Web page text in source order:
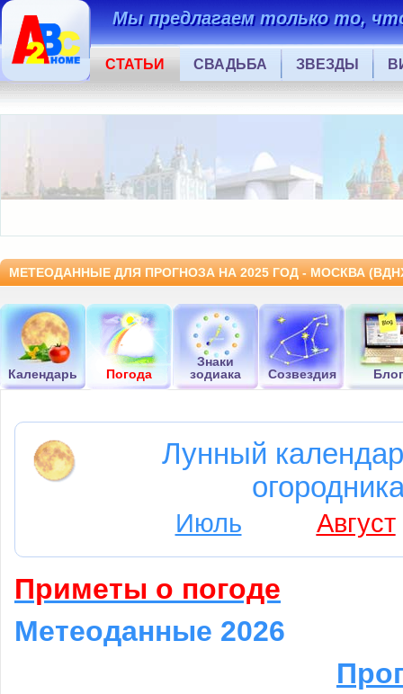
Мы предлагаем только то,
СТАТЬИ СВАДЬБА ЗВЕЗДЫ
МЕТЕОДАННЫЕ ДЛЯ ПРОГНОЗА НА 2025 ГОД - МОСКВА
Календарь Погода
Знаки
зодиака
Созвездия Блог
Лунный
Июль Август
Приметы о погоде
Метеоданные 2026